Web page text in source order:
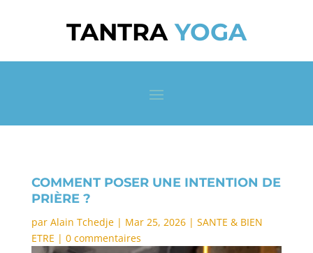
TANTRAYOGA
COMMENT POSER UNE INTENTION DE
PRIÈRE ?
par Alain Tchedje| Mar 25, 2026| SANTE & BIEN
ETRE | 0 commentaires